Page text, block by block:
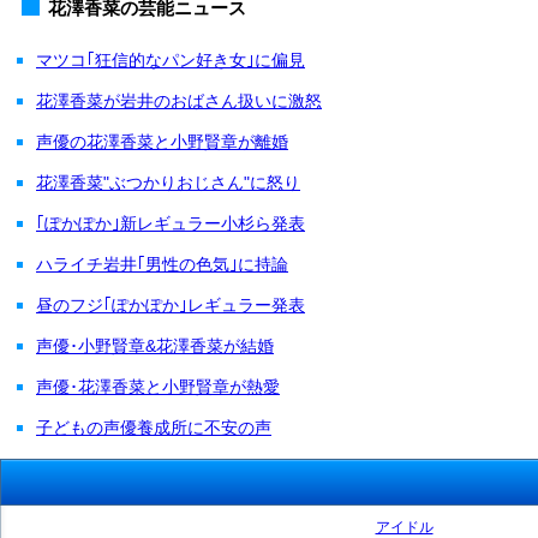
花澤香菜の芸能ニュース
マツコ｢狂信的なパン好き女｣に偏見
花澤香菜が岩井のおばさん扱いに激怒
声優の花澤香菜と小野賢章が離婚
花澤香菜"ぶつかりおじさん"に怒り
｢ぽかぽか｣新レギュラー小杉ら発表
ハライチ岩井｢男性の色気｣に持論
昼のフジ｢ぽかぽか｣レギュラー発表
声優･小野賢章&花澤香菜が結婚
声優･花澤香菜と小野賢章が熱愛
子どもの声優養成所に不安の声
アイドル